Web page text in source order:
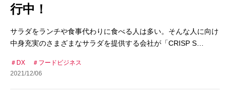
行中！
サラダをランチや食事代わりに食べる人は多い。そんな人に向け
中身充実のさまざまなサラダを提供する会社が「CRISP S…
DX
フードビジネス
2021/12/06